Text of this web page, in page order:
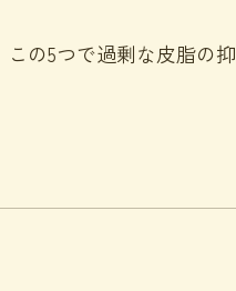
の5つで過剰な皮脂の抑